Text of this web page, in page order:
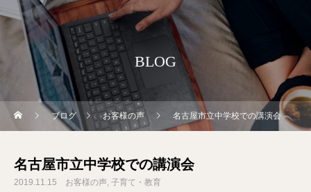
BLOG
ブログ お客様の声 名古屋市立中学校での講演会
名古屋市立中学校での講演会
2019.11.15 お客様の声 子育て・教育